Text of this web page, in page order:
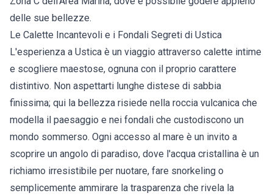
delle sue bellezze.
Le Calette Incantevoli e i Fondali Segreti di Ustica
L'esperienza a Ustica è un viaggio attraverso calette intime
e scogliere maestose, ognuna con il proprio carattere
distintivo. Non aspettarti lunghe distese di sabbia
finissima; qui la bellezza risiede nella roccia vulcanica che
modella il paesaggio e nei fondali che custodiscono un
mondo sommerso. Ogni accesso al mare è un invito a
scoprire un angolo di paradiso, dove l'acqua cristallina è un
richiamo irresistibile per nuotare, fare snorkeling o
semplicemente ammirare la trasparenza che rivela la